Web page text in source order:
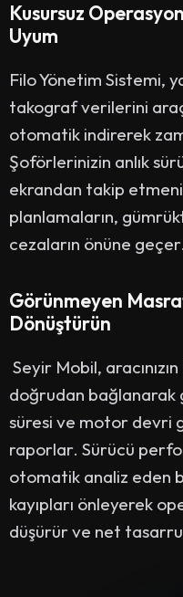
Kusursuz
Uyum
Filo Yönetim Sistemi,
takograf verilerini
otomatik indirerek
Şoförlerinizin anlık
ekrandan takip
planlamaların,
cezaların önüne geçer.
Görünmeyen
Dönüştürün
Seyir Mobil,
doğrudan bağlanarak
süresi ve motor devri
raporlar. Sürücü
otomatik analiz eden
kayıpları önleyerek
düşürür ve net